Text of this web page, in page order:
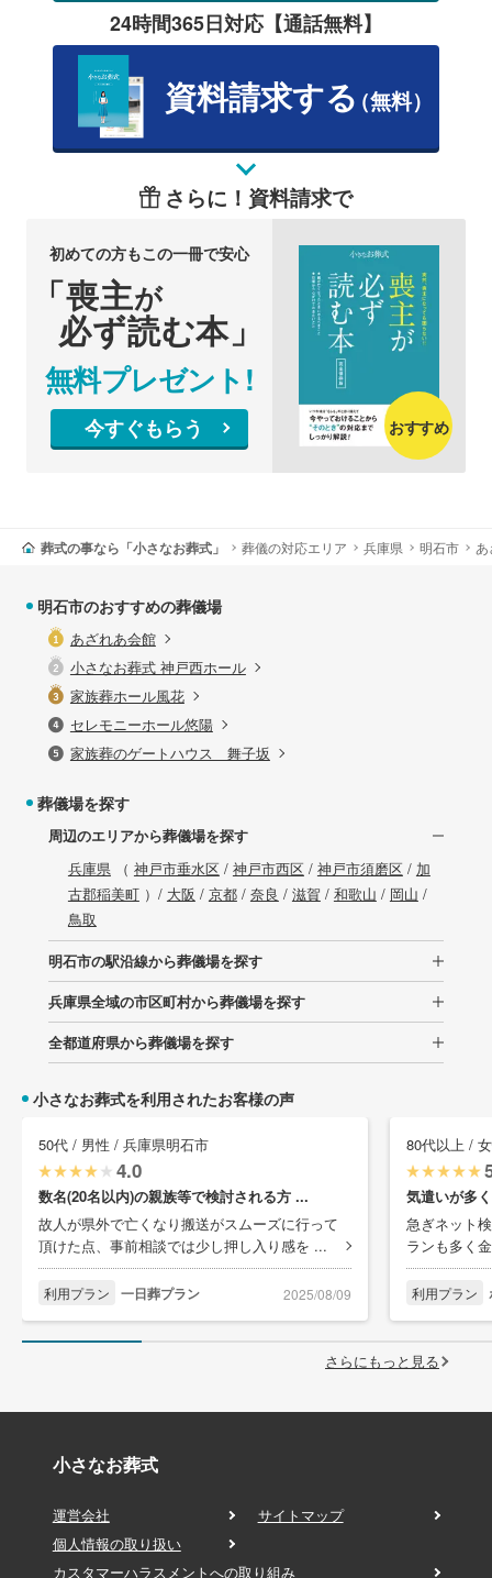
24時間365日対応【通話無料】
資料請求する（無料）
さらに！資料請求で
初めての方もこの一冊で安心
「喪主が
必ず読む本」
無料プレゼント!
今すぐもらう おすすめ
葬式の事なら「小さなお葬式」 葬儀の対応エリア 兵庫県 明石市
明石市のおすすめの葬儀場
あざれあ会館
小さなお葬式 神戸西ホール
家族葬ホール風花
セレモニーホール悠陽
家族葬のゲートハウス 舞子坂
葬儀場を探す
周辺のエリアから葬儀場を探す
兵庫県（ 神戸市垂水区 / 神戸市西区 / 神戸市須磨区 / 加
古郡稲美町）/ 大阪 / 京都/ 奈良 / 滋賀 / 和歌山 / 岡山 /
鳥取
明石市の駅沿線から葬儀場を探す
兵庫県全域の市区町村から葬儀場を探す
全都道府県から葬儀場を探す
小さなお葬式を利用されたお客様の声
50代 / 男性 / 兵庫県明石市
4.0
数名(20名以内)の親族等で検討される方 ...
故人が県外で亡くなり搬送がスムーズに行って
頂けた点、事前相談では少し押し入り感を ...
利用プラン 一日葬プラン 2025/08/09
80代以上 /
気遣いが多
急ぎネット
ランも多く
利用プラン
さらにもっと見る
小さなお葬式
運営会社
サイトマップ
個人情報の取り扱い
カスタマーハラスメントへの取り組み